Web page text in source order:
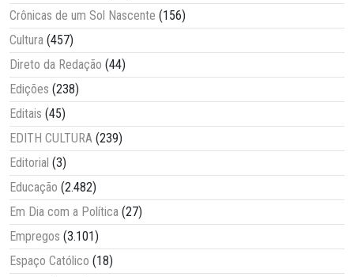
Crônicas de um Sol Nascente (156)
Cultura (457)
Direto da Redação (44)
Edições (238)
Editais (45)
EDITH CULTURA (239)
Editorial (3)
Educação (2.482)
Em Dia com a Política (27)
Empregos (3.101)
Espaço Católico (18)